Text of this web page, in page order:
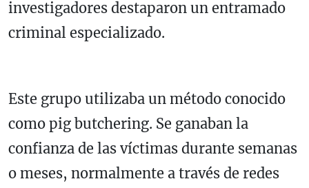
investigadores destaparon un entramado
criminal especializado.
Este grupo utilizaba un método conocido
como pig butchering. Se ganaban la
confianza de las víctimas durante semanas
o meses, normalmente a través de redes